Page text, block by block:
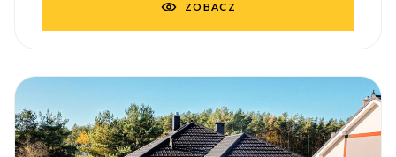
ZOBACZ